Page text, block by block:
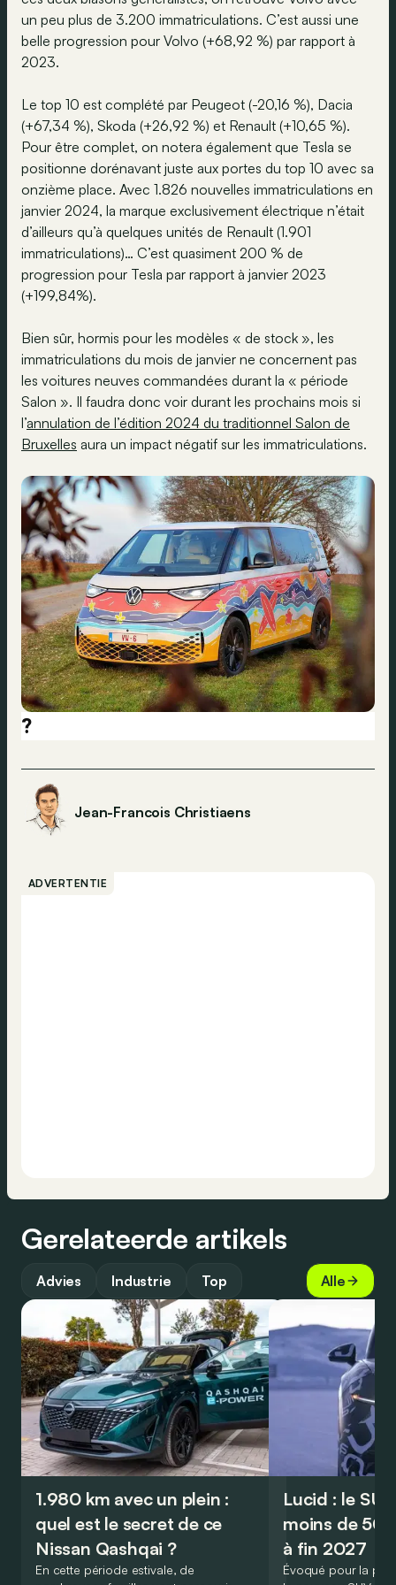
un peu plus de 3.200 immatriculations. C’est aussi une
belle progression pour Volvo (+68,92 %) par rapport à
2023.
Le top 10 est complété par Peugeot (-20,16 %), Dacia
(+67,34 %), Skoda (+26,92 %) et Renault (+10,65 %).
Pour être complet, on notera également que Tesla se
positionne dorénavant juste aux portes du top 10 avec sa
onzième place. Avec 1.826 nouvelles immatriculations en
janvier 2024, la marque exclusivement électrique n’était
d’ailleurs qu’à quelques unités de Renault (1.901
immatriculations)… C’est quasiment 200 % de
progression pour Tesla par rapport à janvier 2023
(+199,84%).
Bien sûr, hormis pour les modèles « de stock », les
immatriculations du mois de janvier ne concernent pas
les voitures neuves commandées durant la « période
Salon ». Il faudra donc voir durant les prochains mois si
l’annulation de l’édition 2024 du traditionnel Salon de
Bruxelles aura un impact négatif sur les immatriculations.
?
Jean-Francois Christiaens
ADVERTENTIE
Gerelateerde artikels
Advies Industrie Top Alle
1.980 km avec un plein :
quel est le secret de ce
Nissan Qashqai ?
En cette période estivale, de
Lucid : le
moins de
à fin 2027
Évoqué pour la